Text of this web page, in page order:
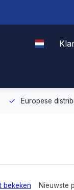
Europese
bekeken Nieuwste